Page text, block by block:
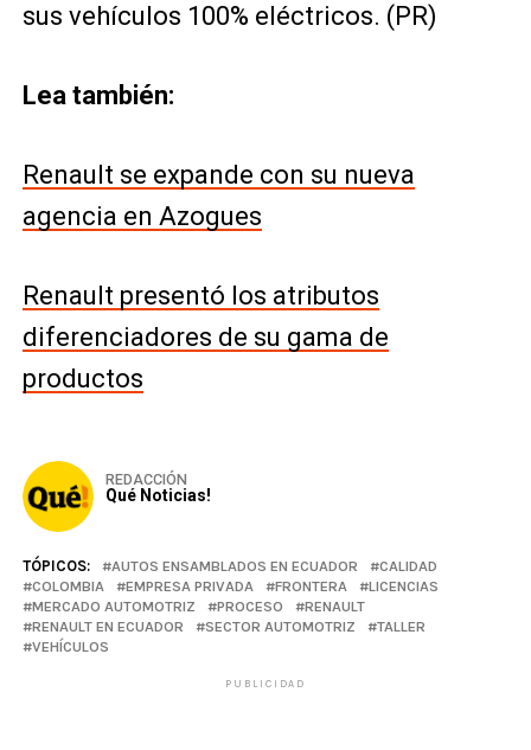
sus vehículos 100% eléctricos. (PR)
Lea también:
Renault se expande con su nueva
agencia en Azogues
Renault presentó los atributos
diferenciadores de su gama de
productos
REDACCIÓN
Qué Noticias!
TÓPICOS: AUTOS ENSAMBLADOS EN ECUADOR
CALIDAD
COLOMBIA
EMPRESA PRIVADA FRONTERA
LICENCIAS
MERCADO AUTOMOTRIZ
PROCESO
RENAULT
RENAULT EN ECUADOR
SECTOR AUTOMOTRIZ
TALLER
VEHÍCULOS
PUBLICIDAD